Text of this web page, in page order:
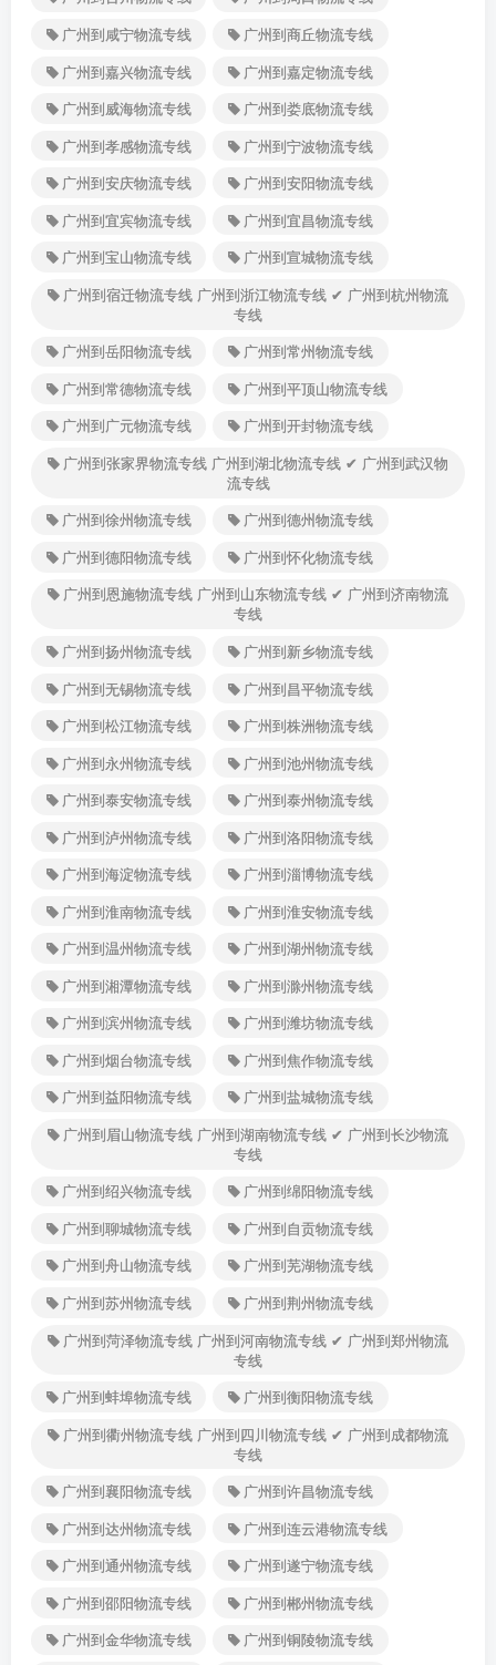
广州到咸宁物流专线
广州到商丘物流专线
广州到嘉兴物流专线
广州到嘉定物流专线
广州到威海物流专线
广州到娄底物流专线
广州到孝感物流专线
广州到宁波物流专线
广州到安庆物流专线
广州到安阳物流专线
广州到宜宾物流专线
广州到宜昌物流专线
广州到宝山物流专线
广州到宣城物流专线
广州到宿迁物流专线 广州到浙江物流专线 ✔ 广州到杭州物流
专线
广州到岳阳物流专线
广州到常州物流专线
广州到常德物流专线
广州到平顶山物流专线
广州到广元物流专线
广州到开封物流专线
广州到张家界物流专线 广州到湖北物流专线 ✔ 广州到武汉物
流专线
广州到徐州物流专线
广州到德州物流专线
广州到德阳物流专线
广州到怀化物流专线
广州到恩施物流专线 广州到山东物流专线 ✔ 广州到济南物流
专线
广州到扬州物流专线
广州到新乡物流专线
广州到无锡物流专线
广州到昌平物流专线
广州到松江物流专线
广州到株洲物流专线
广州到永州物流专线
广州到池州物流专线
广州到泰安物流专线
广州到泰州物流专线
广州到泸州物流专线
广州到洛阳物流专线
广州到海淀物流专线
广州到淄博物流专线
广州到淮南物流专线
广州到淮安物流专线
广州到温州物流专线
广州到湖州物流专线
广州到湘潭物流专线
广州到滁州物流专线
广州到滨州物流专线
广州到潍坊物流专线
广州到烟台物流专线
广州到焦作物流专线
广州到益阳物流专线
广州到盐城物流专线
广州到眉山物流专线 广州到湖南物流专线 ✔ 广州到长沙物流
专线
广州到绍兴物流专线
广州到绵阳物流专线
广州到聊城物流专线
广州到自贡物流专线
广州到舟山物流专线
广州到芜湖物流专线
广州到苏州物流专线
广州到荆州物流专线
广州到菏泽物流专线 广州到河南物流专线 ✔ 广州到郑州物流
专线
广州到蚌埠物流专线
广州到衡阳物流专线
广州到衢州物流专线 广州到四川物流专线 ✔ 广州到成都物流
专线
广州到襄阳物流专线
广州到许昌物流专线
广州到达州物流专线
广州到连云港物流专线
广州到通州物流专线
广州到遂宁物流专线
广州到邵阳物流专线
广州到郴州物流专线
广州到金华物流专线
广州到铜陵物流专线